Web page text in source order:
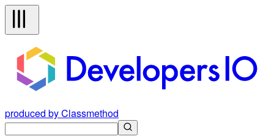
produced by Classmethod